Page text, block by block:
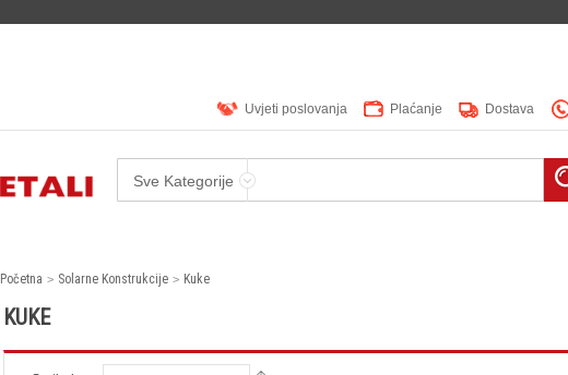
Uvjeti poslovanja Plaćanje Dostava
Sve Kategorije
Početna Solarne Konstrukcije Kuke
KUKE